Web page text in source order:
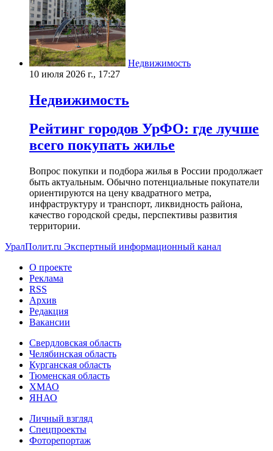
Недвижимость
10 июля 2026 г., 17:27
Недвижимость
Рейтинг городов УрФО: где лучше
всего покупать жилье
Вопрос покупки и подбора жилья в России продолжает
быть актуальным. Обычно потенциальные покупатели
ориентируются на цену квадратного метра,
инфраструктуру и транспорт, ликвидность района,
качество городской среды, перспективы развития
территории.
УралПолит.ru Экспертный информационный канал
О проекте
Реклама
RSS
Архив
Редакция
Вакансии
Свердловская область
Челябинская область
Курганская область
Тюменская область
ХМАО
ЯНАО
Личный взгляд
Спецпроекты
Фоторепортаж